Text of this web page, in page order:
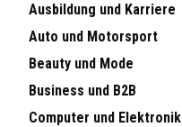
Ausbildung und Karriere
Auto und Motorsport
Beauty und Mode
Business und B2B
Computer und Elektronik